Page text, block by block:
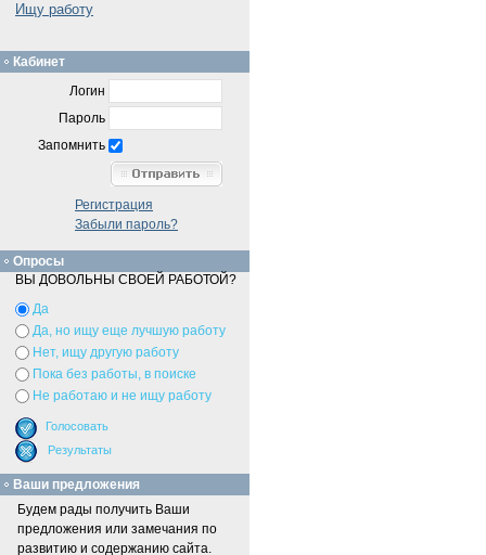
Ищу работу
Кабинет
Логин
Пароль
Запомнить
Регистрация
Забыли пароль?
Опросы
ВЫ ДОВОЛЬНЫ СВОЕЙ РАБОТОЙ?
Да
Да, но ищу еще лучшую работу
Нет, ищу другую работу
Пока без работы, в поиске
Не работаю и не ищу работу
Ваши предложения
Будем рады получить Ваши
предложения или замечания по
развитию и содержанию сайта.